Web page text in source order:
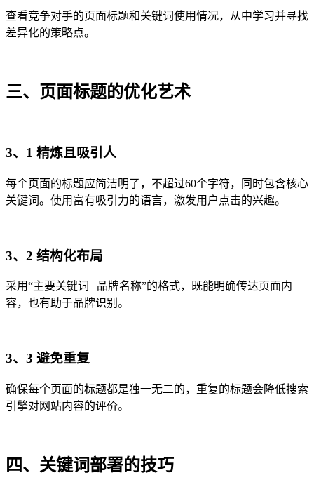
查看竞争对手的页面标题和关键词使用情况，从中学习并寻找
差异化的策略点。
三、页面标题的优化艺术
3、1 精炼且吸引人
每个页面的标题应简洁明了，不超过60个字符，同时包含核心
关键词。使用富有吸引力的语言，激发用户点击的兴趣。
3、2 结构化布局
采用“主要关键词 | 品牌名称”的格式，既能明确传达页面内
容，也有助于品牌识别。
3、3 避免重复
确保每个页面的标题都是独一无二的，重复的标题会降低搜索
引擎对网站内容的评价。
四、关键词部署的技巧